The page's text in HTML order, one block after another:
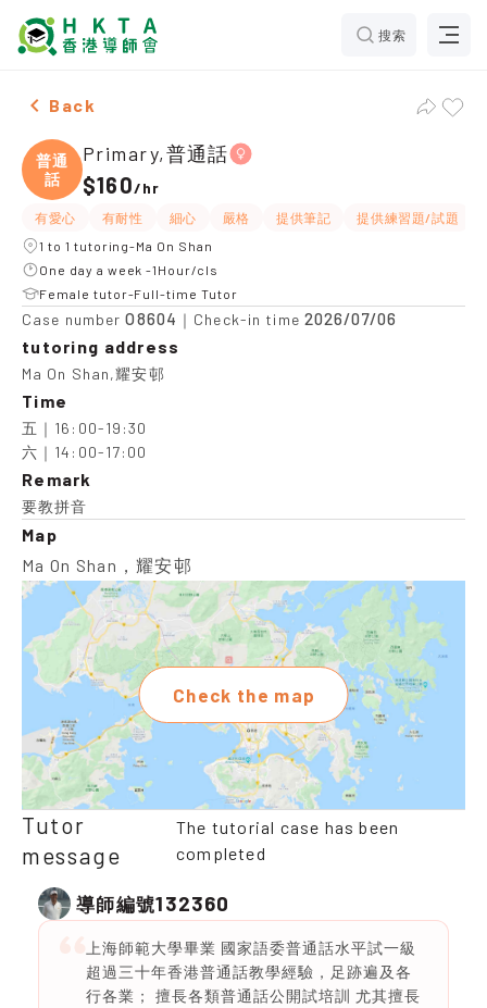
搜索
Female Primary,普通話，Ma On Shan Tuition
Back
普通
話
Primary,普通話
$160/hr
有愛心 有耐性 細心 嚴格 提供筆記 提供練習題/試題
1 to 1 tutoring-Ma On Shan
One day a week -1Hour/cls
Female tutor-Full-time Tutor
Case numberO8604 ｜Check-in time 2026/07/06
tutoring address
Ma On Shan,耀安邨
Time
五｜16:00-19:30
六｜14:00-17:00
Remark
要教拼音
Map
Ma On Shan，耀安邨
Check the map
Tutor
message
The tutorial case has been
completed
導師編號132360
上海師範大學畢業 國家語委普通話水平試一級
超過三十年香港普通話教學經驗，足跡遍及各
行各業； 擅長各類普通話公開試培訓 尤其擅長